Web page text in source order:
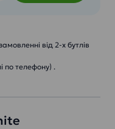
від 2-х бутлів
по телефону) .